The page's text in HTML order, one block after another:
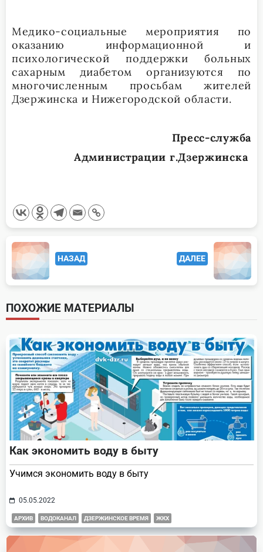
Медико-социальные мероприятия по
оказанию информационной и
психологической поддержки больных
сахарным диабетом организуются по
многочисленным просьбам жителей
Дзержинска и Нижегородской области.
Пресс-служба
Администрации г.Дзержинска
<span
class="nav-
subtitle
screen-
reader-
text">Page</span>
НАЗАД ДАЛЕЕ
ПОХОЖИЕ МАТЕРИАЛЫ
Как экономить воду в быту
Учимся экономить воду в быту
05.05.2022
АРХИВ ВОДОКАНАЛ ДЗЕРЖИНСКОЕ ВРЕМЯ ЖКХ